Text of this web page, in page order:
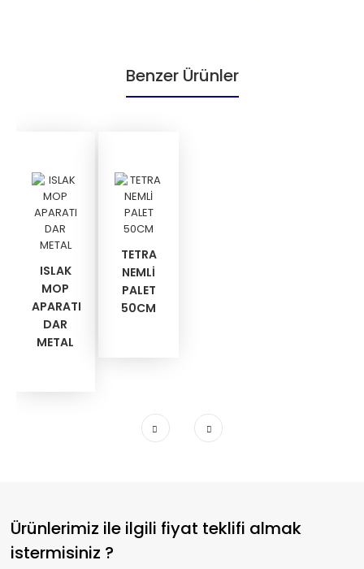
Benzer Ürünler
ISLAK
MOP
APARATI
DAR
METAL
TETRA
NEMLİ
PALET
50CM
Ürünlerimiz ile ilgili fiyat teklifi almak
istermisiniz ?